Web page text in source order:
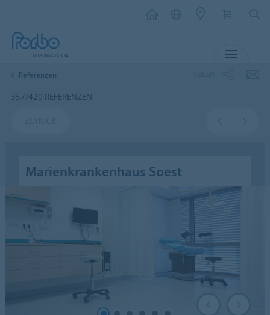
Referenzen
357/420 REFERENZEN
Marienkrankenhaus Soest